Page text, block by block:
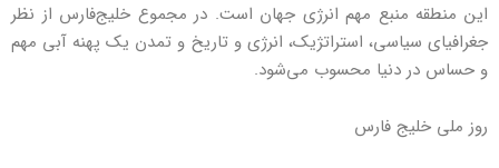
این منطقه منبع مهم انرژی جهان است. در مجموع خلیج‌فارس از نظر
جغرافیای سیاسی، استراتژیک، انرژی و تاریخ و تمدن یک پهنه آبی مهم
و حساس در دنیا محسوب می‌شود.
روز ملی خلیج فارس